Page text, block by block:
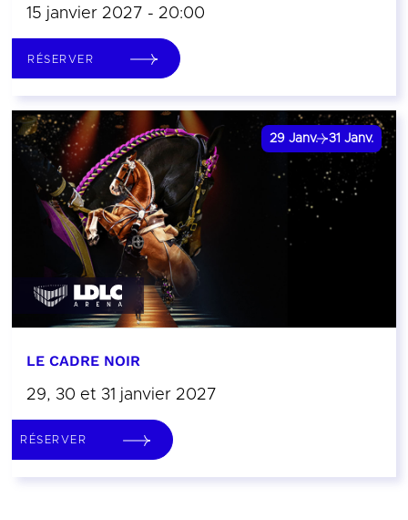
15 janvier 2027 - 20:00
RÉSERVER
29 Janv. 31 Janv.
LE CADRE NOIR
29, 30 et 31 janvier 2027
RÉSERVER